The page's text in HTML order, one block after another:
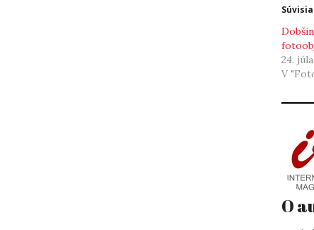
24.
V
O